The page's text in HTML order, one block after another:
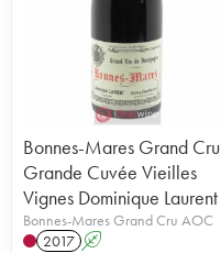
Bonnes-Mares Grand Cru
Grande Cuvée Vieilles
Vignes Dominique Laurent
Bonnes-Mares Grand Cru AOC
2017 A